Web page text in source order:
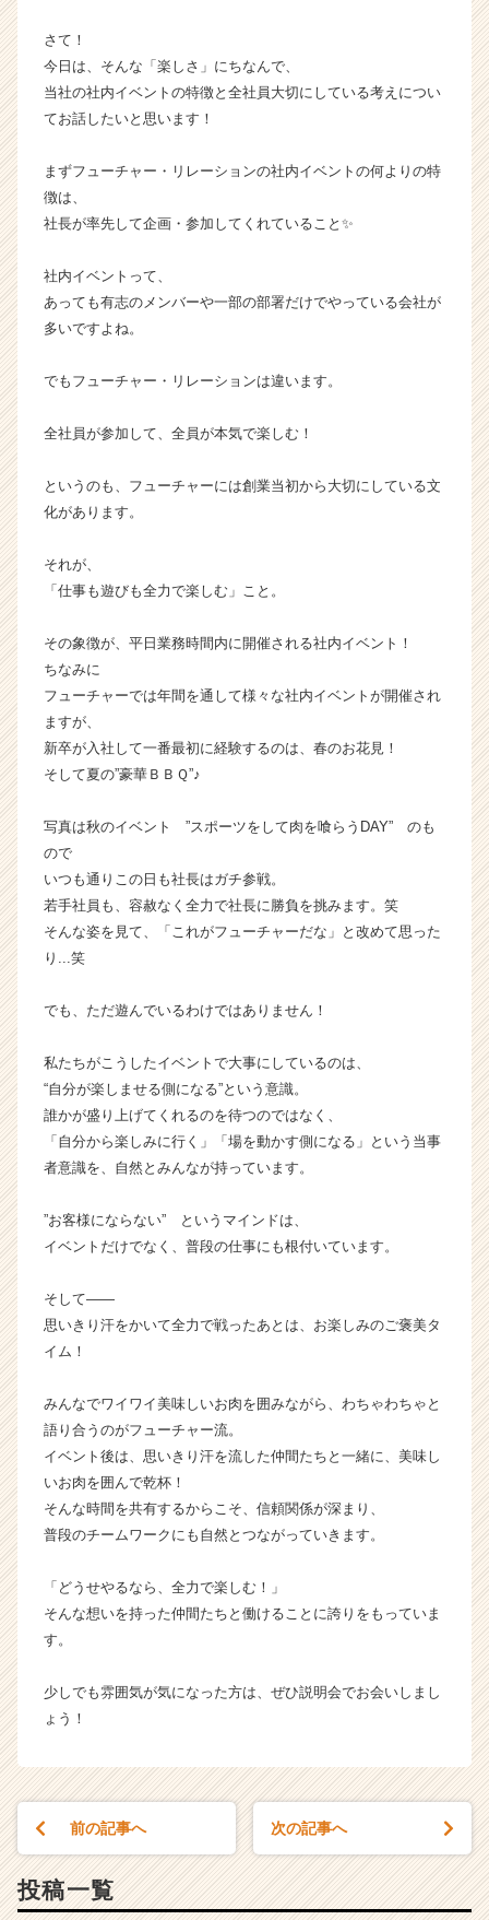
企
業
か
ス
ト
く
サ
チ
キ
h
e
C
r
e
さて！
今日は、そんな「楽しさ」にちなんで、
当社の社内イベントの特徴と全社員大切にしている考えについ
てお話したいと思います！
まずフューチャー・リレーションの社内イベントの何よりの特
徴は、
社長が率先して企画・参加してくれていること✨
社内イベントって、
あっても有志のメンバーや一部の部署だけでやっている会社が
多いですよね。
でもフューチャー・リレーションは違います。
全社員が参加して、全員が本気で楽しむ！
というのも、フューチャーには創業当初から大切にしている文
化があります。
それが、
「仕事も遊びも全力で楽しむ」こと。
その象徴が、平日業務時間内に開催される社内イベント！
ちなみに
フューチャーでは年間を通して様々な社内イベントが開催され
ますが、
新卒が入社して一番最初に経験するのは、春のお花見！
そして夏の”豪華ＢＢＱ”♪
写真は秋のイベント ”スポーツをして肉を喰らうDAY” のも
ので
いつも通りこの日も社長はガチ参戦。
若手社員も、容赦なく全力で社長に勝負を挑みます。笑
そんな姿を見て、「これがフューチャーだな」と改めて思った
り...笑
でも、ただ遊んでいるわけではありません！
私たちがこうしたイベントで大事にしているのは、
“自分が楽しませる側になる”という意識。
誰かが盛り上げてくれるのを待つのではなく、
「自分から楽しみに行く」「場を動かす側になる」という当事
者意識を、自然とみんなが持っています。
”お客様にならない” というマインドは、
イベントだけでなく、普段の仕事にも根付いています。
そして――
思いきり汗をかいて全力で戦ったあとは、お楽しみのご褒美タ
イム！
みんなでワイワイ美味しいお肉を囲みながら、わちゃわちゃと
語り合うのがフューチャー流。
イベント後は、思いきり汗を流した仲間たちと一緒に、美味し
いお肉を囲んで乾杯！
そんな時間を共有するからこそ、信頼関係が深まり、
普段のチームワークにも自然とつながっていきます。
「どうせやるなら、全力で楽しむ！」
そんな想いを持った仲間たちと働けることに誇りをもっていま
す。
少しでも雰囲気が気になった方は、ぜひ説明会でお会いしまし
ょう！
前の記事へ 次の記事へ
投稿一覧